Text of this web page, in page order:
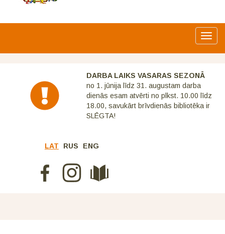
DARBA LAIKS VASARAS SEZONĀ
no 1. jūnija līdz 31. augustam darba
dienās esam atvērti no plkst. 10.00 līdz
18.00, savukārt brīvdienās bibliotēka ir
SLĒGTA!
LAT RUS ENG